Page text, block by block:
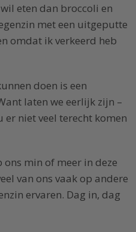
eten dan broccoli en
met een uitgeputte
omdat ik verkeerd heb
doen is een
laten we eerlijk zijn –
niet veel terecht komen
min of meer in deze
van ons vaak op andere
ervaren. Dag in, dag